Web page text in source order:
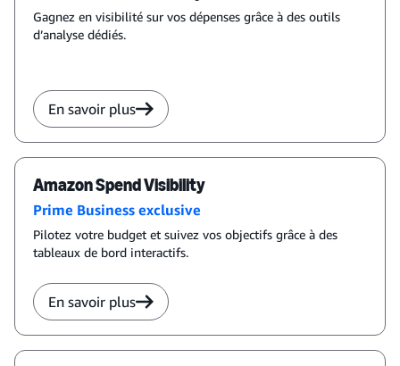
Gagnez en visibilité sur vos dépenses grâce à des outils
d’analyse dédiés.
En savoir plus
Amazon Spend Visibility
Prime Business exclusive
Pilotez votre budget et suivez vos objectifs grâce à des
tableaux de bord interactifs.
En savoir plus